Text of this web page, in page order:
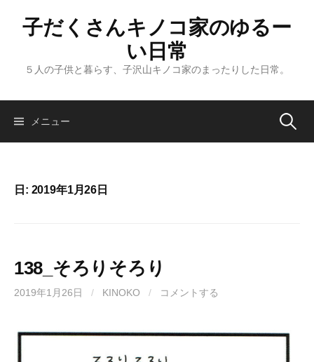
子だくさんキノコ家のゆるー
い日常
５人の子供と暮らす、子沢山キノコ家のまったりした日常。
メニュー 検
日: 2019年1月26日
138_そろりそろり
2019年1月26日 / KINOKO / コメントする